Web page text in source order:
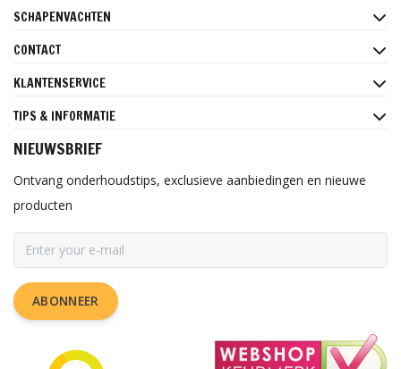
SCHAPENVACHTEN
CONTACT
KLANTENSERVICE
TIPS & INFORMATIE
NIEUWSBRIEF
Ontvang onderhoudstips, exclusieve aanbiedingen en nieuwe
producten
ABONNEER